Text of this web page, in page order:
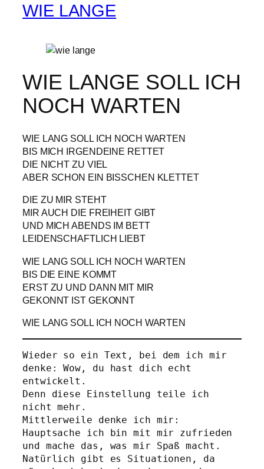
WIE LANGE
WIE LANGE SOLL ICH
NOCH WARTEN
WIE LANG SOLL ICH NOCH WARTEN
BIS MICH IRGENDEINE RETTET
DIE NICHT ZU VIEL
ABER SCHON EIN BISSCHEN KLETTET
DIE ZU MIR STEHT
MIR AUCH DIE FREIHEIT GIBT
UND MICH ABENDS IM BETT
LEIDENSCHAFTLICH LIEBT
WIE LANG SOLL ICH NOCH WARTEN
BIS DIE EINE KOMMT
ERST ZU UND DANN MIT MIR
GEKONNT IST GEKONNT
WIE LANG SOLL ICH NOCH WARTEN
Wieder so ein Text, bei dem ich mir
denke: Wow, du hast dich echt
entwickelt.
Denn diese Einstellung teile ich
nicht mehr.
Mittlerweile denke ich mir:
Hauptsache ich bin mit mir zufrieden
und mache das, was mir Spaß macht.
Natürlich gibt es Situationen, da